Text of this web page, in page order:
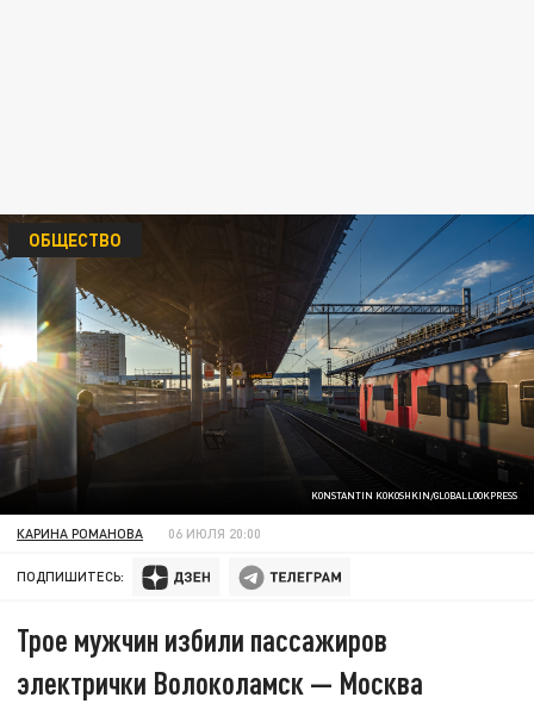
KONSTANTIN KOKOSHKIN/GLOBALLOOKPRESS
ОБЩЕСТВО
КАРИНА РОМАНОВА 06 ИЮЛЯ 20:00
ПОДПИШИТЕСЬ:
Трое мужчин избили пассажиров
электрички Волоколамск — Москва